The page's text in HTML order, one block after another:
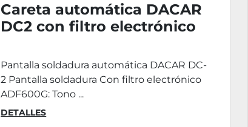
Careta automática DACAR
DC2 con filtro electrónico
Pantalla soldadura automática DACAR DC-
2 Pantalla soldadura Con filtro electrónico
ADF600G: Tono ...
DETALLES